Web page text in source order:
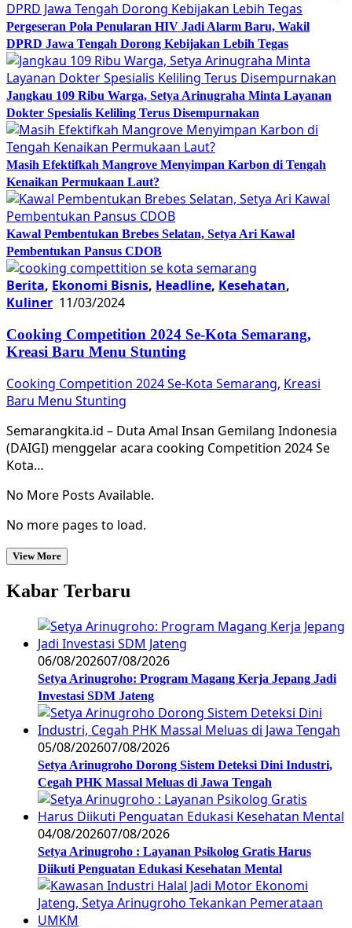
Pergeseran Pola Penularan HIV Jadi Alarm Baru, Wakil
DPRD Jawa Tengah Dorong Kebijakan Lebih Tegas
Jangkau 109 Ribu Warga, Setya Arinugraha Minta Layanan
Dokter Spesialis Keliling Terus Disempurnakan
Masih Efektifkah Mangrove Menyimpan Karbon di Tengah
Kenaikan Permukaan Laut?
Kawal Pembentukan Brebes Selatan, Setya Ari Kawal
Pembentukan Pansus CDOB
Berita, Ekonomi Bisnis, Headline, Kesehatan,
Kuliner 11/03/2024
Cooking Competition 2024 Se-Kota Semarang,
Kreasi Baru Menu Stunting
Cooking Competition 2024 Se-Kota Semarang, Kreasi
Baru Menu Stunting
Semarangkita.id – Duta Amal Insan Gemilang Indonesia
(DAIGI) menggelar acara cooking Competition 2024 Se
Kota…
No More Posts Available.
No more pages to load.
View More
Kabar Terbaru
06/08/202607/08/2026
Setya Arinugroho: Program Magang Kerja Jepang Jadi
Investasi SDM Jateng
05/08/202607/08/2026
Setya Arinugroho Dorong Sistem Deteksi Dini Industri,
Cegah PHK Massal Meluas di Jawa Tengah
04/08/202607/08/2026
Setya Arinugroho : Layanan Psikolog Gratis Harus
Diikuti Penguatan Edukasi Kesehatan Mental